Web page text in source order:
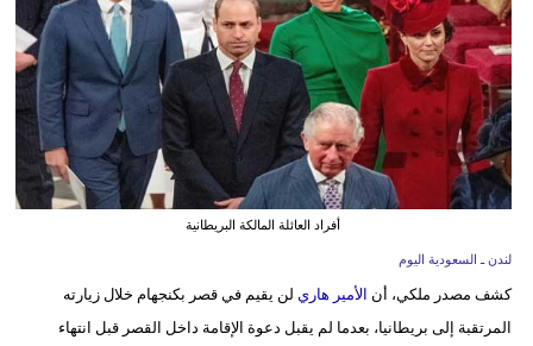
وسفر
ديكور
أخبار
إعلام
علوم
أفراد العائلة المالكة البريطانية
لندن ـ السعودية اليوم
كشف مصدر ملكي، أن الأمير هاري لن يقيم في قصر بكنجهام خلال زيارته
المرتقبة إلى بريطانيا، بعدما لم يقبل دعوة الإقامة داخل القصر قبل انتهاء